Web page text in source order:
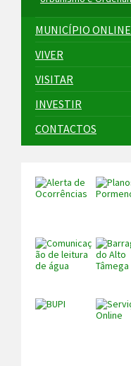
MUNICÍPIO ONLINE
VIVER
VISITAR
INVESTIR
CONTACTOS